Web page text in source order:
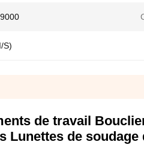
S)
de travail
Lunettes de soudage